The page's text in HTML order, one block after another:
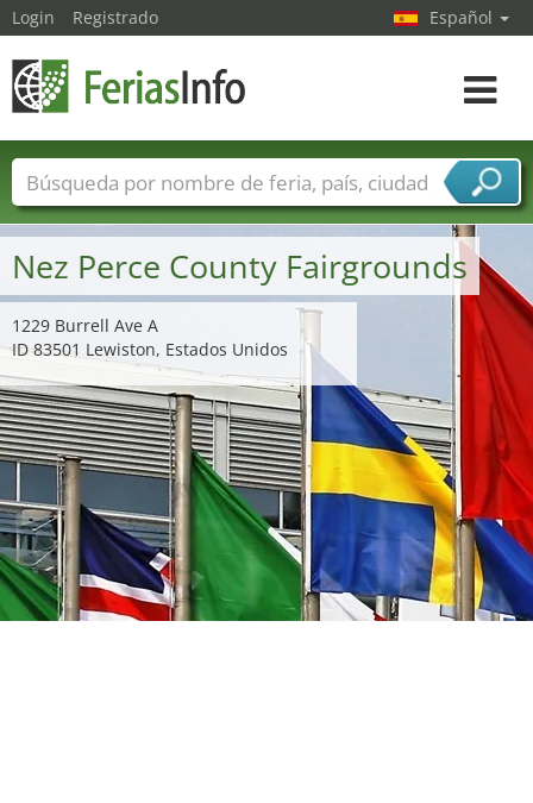
Nez Perce County Fairgrounds
1229 Burrell Ave A
ID 83501 Lewiston, Estados Unidos
Login Registrado Español
toggle
Nombres de ferias Países
Ciudades
Sectores de ferias
Sectores de proveedor de servicios